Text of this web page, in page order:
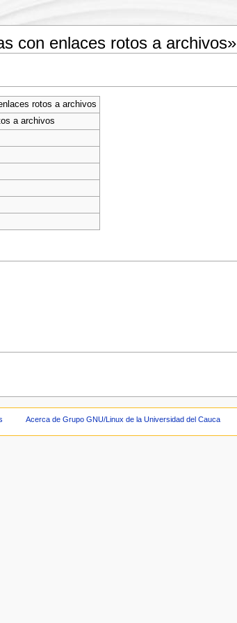
con enlaces rotos a archivos»
rotos a archivos
a archivos
Acerca de Grupo GNU/Linux de la Universidad del Cauca